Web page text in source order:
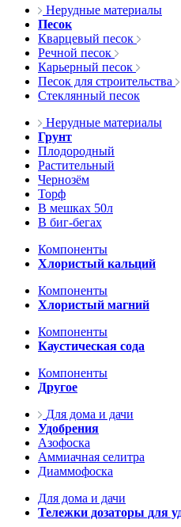
Нерудные материалы
Песок
Кварцевый песок
Речной песок
Карьерный песок
Песок для строительства
Стеклянный песок
Нерудные материалы
Грунт
Плодородный
Растительный
Чернозём
Торф
В мешках 50л
В биг-бегах
Компоненты
Хлористый кальций
Компоненты
Хлористый магний
Компоненты
Каустическая сода
Компоненты
Другое
Для дома и дачи
Удобрения
Азофоска
Аммиачная селитра
Диаммофоска
Для дома и дачи
Тележки дозаторы для